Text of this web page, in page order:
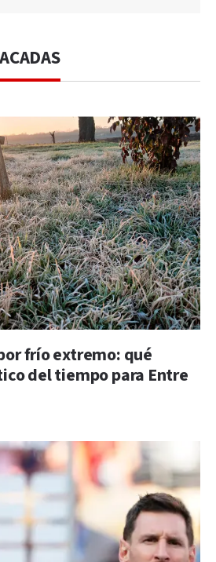
frío extremo: qué
del tiempo para Entre